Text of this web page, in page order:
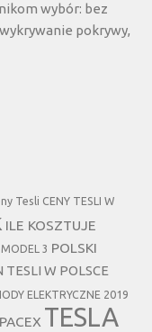
wybór: bez
pokrywy,
Tesli CENY TESLI W
ILE KOSZTUJE
3 POLSKI
TESLI W POLSCE
ELEKTRYCZNE 2019
TESLA